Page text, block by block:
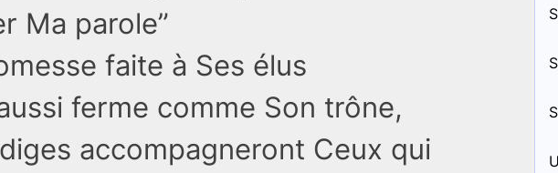
Ma parole”
faite à Ses élus
ferme comme Son trône,
accompagneront Ceux qui